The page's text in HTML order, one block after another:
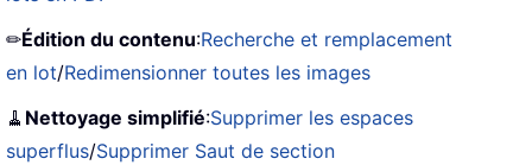
✏Édition du contenu:Recherche et remplacement
en lot/Redimensionner toutes les images
🧹 Nettoyage simplifié:Supprimer les espaces
superflus/Supprimer Saut de section